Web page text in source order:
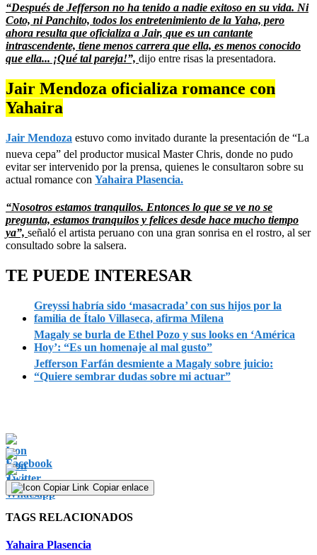
“Después de Jefferson no ha tenido a nadie exitoso en su vida. Ni
Coto, ni Panchito, todos los entretenimiento de la Yaha, pero
ahora resulta que oficializa a Jair, que es un cantante
intrascendente, tiene menos carrera que ella, es menos conocido
que ella... ¡Qué tal pareja!”, dijo entre risas la presentadora.
Jair Mendoza oficializa romance con
Yahaira
Jair Mendoza estuvo como invitado durante la presentación de “La
nueva cepa” del productor musical Master Chris, donde no pudo
evitar ser intervenido por la prensa, quienes le consultaron sobre su
actual romance con Yahaira Plasencia.
“Nosotros estamos tranquilos. Entonces lo que se ve no se
pregunta, estamos tranquilos y felices desde hace mucho tiempo
ya”, señaló el artista peruano con una gran sonrisa en el rostro, al ser
consultado sobre la salsera.
TE PUEDE INTERESAR
Greyssi habría sido ‘masacrada’ con sus hijos por la
familia de Ítalo Villaseca, afirma Milena
Magaly se burla de Ethel Pozo y sus looks en ‘América
Hoy’: “Es un homenaje al mal gusto”
Jefferson Farfán desmiente a Magaly sobre juicio:
“Quiere sembrar dudas sobre mi actuar”
Copiar enlace
TAGS RELACIONADOS
Yahaira Plasencia